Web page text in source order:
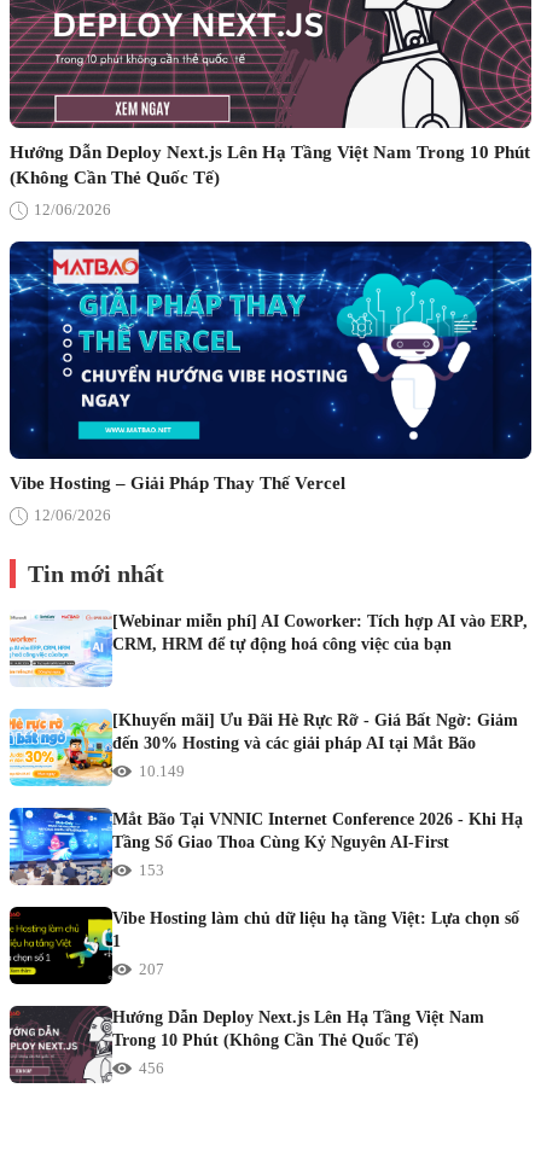
Hướng Dẫn Deploy Next.js Lên Hạ Tầng Việt Nam Trong 10 Phút
(Không Cần Thẻ Quốc Tế)
12/06/2026
Vibe Hosting – Giải Pháp Thay Thế Vercel
12/06/2026
Tin mới nhất
[Webinar miễn phí] AI Coworker: Tích hợp AI vào ERP,
CRM, HRM để tự động hoá công việc của bạn
[Khuyến mãi] Ưu Đãi Hè Rực Rỡ - Giá Bất Ngờ: Giảm
đến 30% Hosting và các giải pháp AI tại Mắt Bão
10.149
Mắt Bão Tại VNNIC Internet Conference 2026 - Khi Hạ
Tầng Số Giao Thoa Cùng Kỷ Nguyên AI-First
153
Vibe Hosting làm chủ dữ liệu hạ tầng Việt: Lựa chọn số
1
207
Hướng Dẫn Deploy Next.js Lên Hạ Tầng Việt Nam
Trong 10 Phút (Không Cần Thẻ Quốc Tế)
456